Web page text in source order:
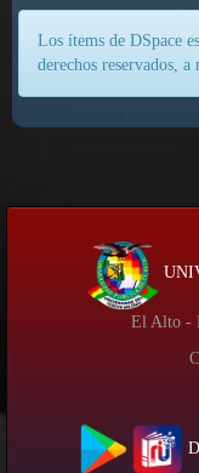
Los ítems de DSpace
derechos reservados,
El Alto -